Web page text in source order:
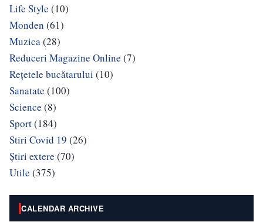
Life Style (10)
Monden (61)
Muzica(28)
Reduceri Magazine Online (7)
Rețetele bucătarului (10)
Sanatate (100)
Science (8)
Sport(184)
Stiri Covid 19 (26)
Știri extere (70)
Utile (375)
CALENDAR ARCHIVE